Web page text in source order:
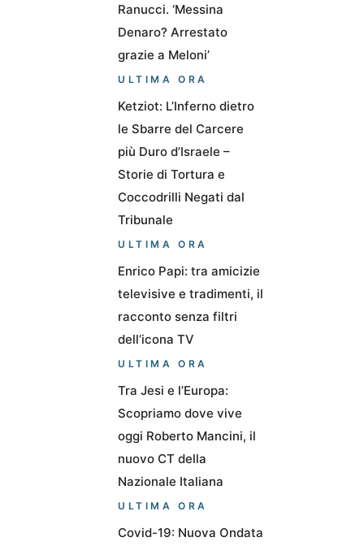
Ranucci. ‘Messina
Denaro? Arrestato
grazie a Meloni’
ULTIMA ORA
Ketziot: L’Inferno dietro
le Sbarre del Carcere
più Duro d’Israele –
Storie di Tortura e
Coccodrilli Negati dal
Tribunale
ULTIMA ORA
Enrico Papi: tra amicizie
televisive e tradimenti, il
racconto senza filtri
dell’icona TV
ULTIMA ORA
Tra Jesi e l’Europa:
Scopriamo dove vive
oggi Roberto Mancini, il
nuovo CT della
Nazionale Italiana
ULTIMA ORA
Covid-19: Nuova Ondata